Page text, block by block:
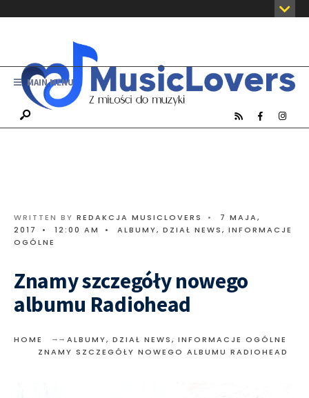
MAIN MENU
WRITTEN BY REDAKCJA MUSICLOVERS •
7 MAJA,
2017
• 12:00 AM • ALBUMY, DZIAŁ NEWS, INFORMACJE
OGÓLNE
Znamy szczegóły nowego
albumu Radiohead
HOME ALBUMY, DZIAŁ NEWS, INFORMACJE OGÓLNE
ZNAMY SZCZEGÓŁY NOWEGO ALBUMU RADIOHEAD